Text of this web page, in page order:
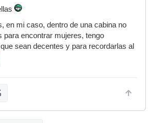
en mi caso, dentro de una cabina no
para encontrar mujeres, tengo
sean decentes y para recordarlas al